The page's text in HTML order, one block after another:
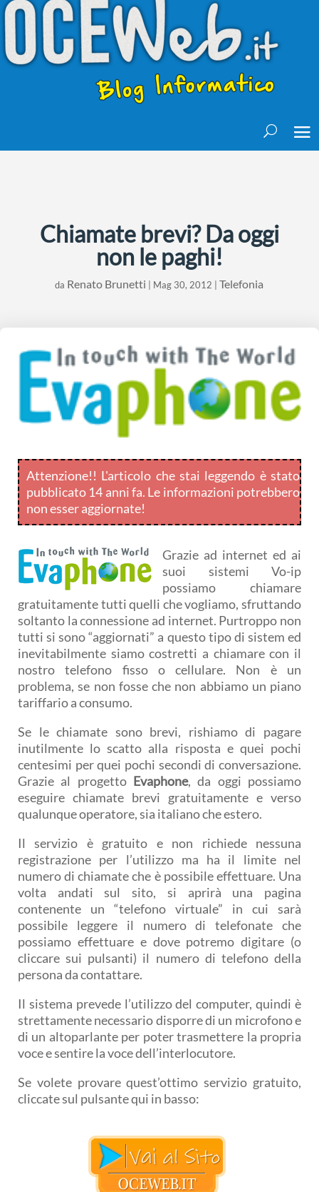
Chiamate brevi? Da oggi
non le paghi!
da Renato Brunetti Mag 30, 2012 |Telefonia
Attenzione!! L'articolo che stai leggendo è stato
pubblicato 14 anni fa. Le informazioni potrebbero
non esser aggiornate!
Grazie ad internet ed ai
suoi sistemi Vo-ip
possiamo chiamare
gratuitamente tutti quelli che vogliamo, sfruttando
soltanto la connessione ad internet. Purtroppo non
tutti si sono “aggiornati” a questo tipo di sistem ed
inevitabilmente siamo costretti a chiamare con il
nostro telefono fisso o cellulare. Non è un
problema, se non fosse che non abbiamo un piano
tariffario a consumo.
Se le chiamate sono brevi, rishiamo di pagare
inutilmente lo scatto alla risposta e quei pochi
centesimi per quei pochi secondi di conversazione.
Grazie al progetto Evaphone, da oggi possiamo
eseguire chiamate brevi gratuitamente e verso
qualunque operatore, sia italiano che estero.
Il servizio è gratuito e non richiede nessuna
registrazione per l’utilizzo ma ha il limite nel
numero di chiamate che è possibile effettuare. Una
volta andati sul sito, si aprirà una pagina
contenente un “telefono virtuale” in cui sarà
possibile leggere il numero di telefonate che
possiamo effettuare e dove potremo digitare (o
cliccare sui pulsanti) il numero di telefono della
persona da contattare.
Il sistema prevede l’utilizzo del computer, quindi è
strettamente necessario disporre di un microfono e
di un altoparlante per poter trasmettere la propria
voce e sentire la voce dell’interlocutore.
Se volete provare quest’ottimo servizio gratuito,
cliccate sul pulsante qui in basso: